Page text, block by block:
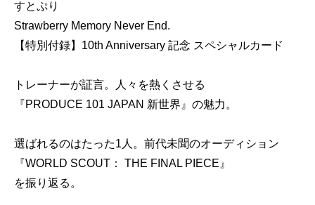
すとぷり
Strawberry Memory Never End.
【特別付録】10th Anniversary 記念 スペシャルカード
トレーナーが証言。人々を熱くさせる
『PRODUCE 101 JAPAN 新世界』の魅力。
選ばれるのはたった1人。前代未聞のオーディション
『WORLD SCOUT： THE FINAL PIECE』
を振り返る。